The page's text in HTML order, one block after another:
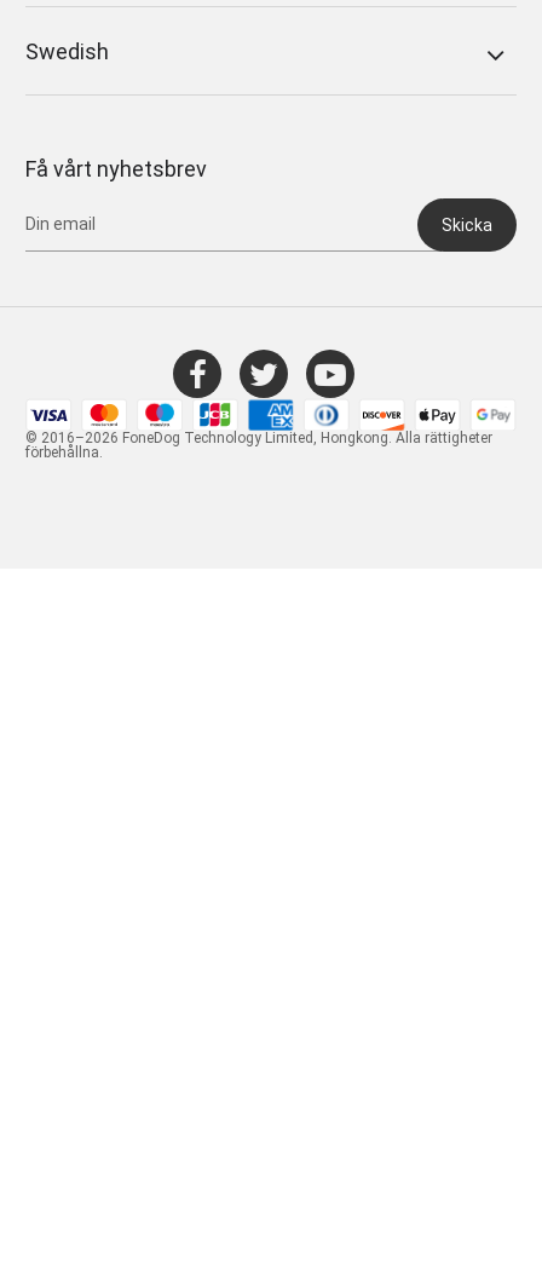
Swedish
Få vårt nyhetsbrev
Skicka
© 2016–2026 FoneDog Technology Limited, Hongkong. Alla rättigheter
förbehållna.